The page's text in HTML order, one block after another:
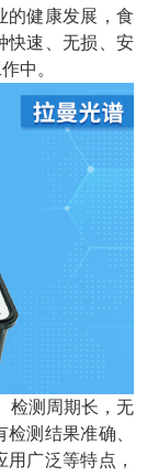
的健康发展，食
快速、无损、安
中。
检测周期长，无
测结果准确、
广泛等特点，